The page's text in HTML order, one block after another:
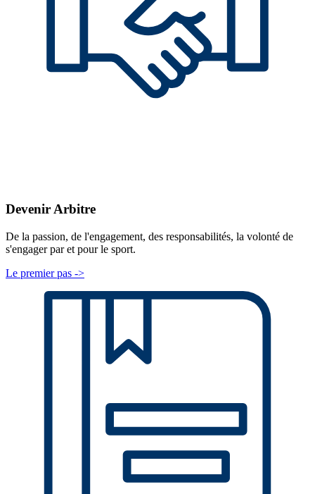
Devenir Arbitre
De la passion, de l'engagement, des responsabilités, la volonté de
s'engager par et pour le sport.
Le premier pas ->